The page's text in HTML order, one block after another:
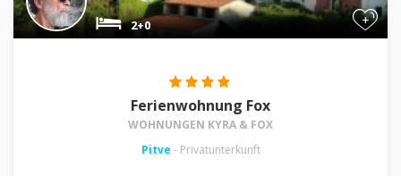
+
2+0
Ferienwohnung Fox
WOHNUNGEN KYRA & FOX
Pitve - Privatunterkunft